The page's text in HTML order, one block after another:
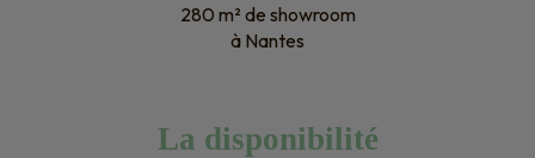
280 m² de showroom
à Nantes
La disponibilité